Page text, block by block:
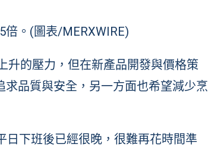
倍。(圖表/MERXWIRE)
升的壓力，但在新產品開發與價格策
品質與安全，另一方面也希望減少烹
下班後已經很晚，很難再花時間準